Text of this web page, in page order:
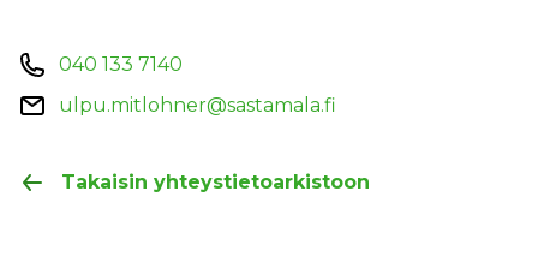
040 133 7140
ulpu.mitlohner@sastamala.fi
Takaisin yhteystietoarkistoon